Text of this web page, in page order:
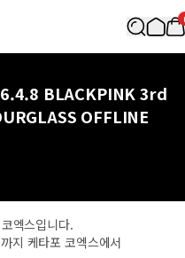
BLACKPINK 3rd
OFFLINE
엑스입니다.
지 케타포 코엑스에서